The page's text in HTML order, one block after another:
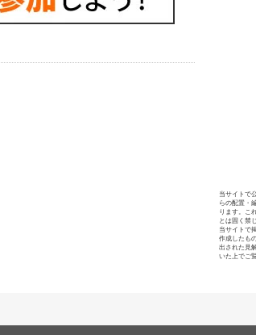
当サイトで
らの配置・
ります。こ
とは固く禁
当サイトで
作成したも
出された見
いた上でご